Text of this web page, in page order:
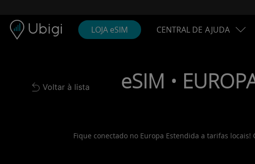
LOJA eSIM CENTRAL DE AJUDA
Back to list
Voltar à lista
eSIM •
Fique conectado no Europa Estendida a tarifas